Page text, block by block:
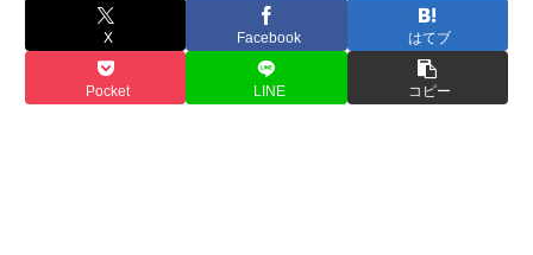
X Facebook はてブ
Pocket LINE コピー